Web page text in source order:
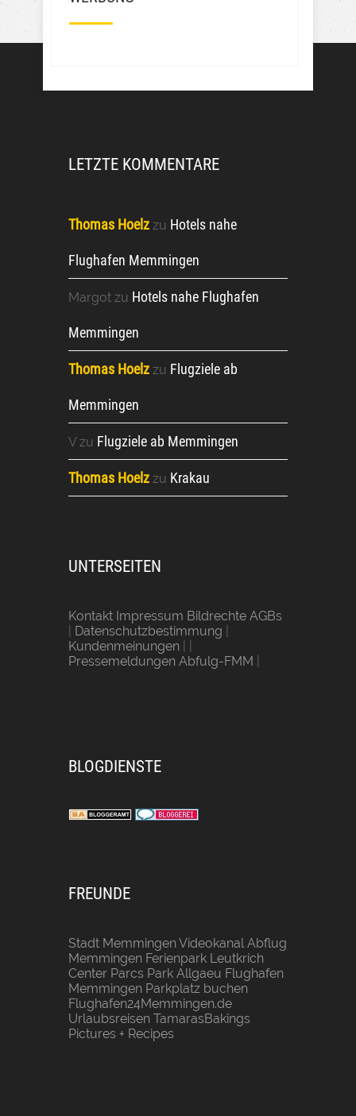
LETZTE KOMMENTARE
Thomas Hoelz zu Hotels nahe
Flughafen Memmingen
Margot zu Hotels nahe Flughafen
Memmingen
Thomas Hoelz zu Flugziele ab
Memmingen
Vzu Flugziele ab Memmingen
Thomas Hoelz zu Krakau
UNTERSEITEN
Kontakt Impressum Bildrechte AGBs
Datenschutzbestimmung
Kundenmeinungen
Pressemeldungen Abfulg-FMM
BLOGDIENSTE
FREUNDE
Stadt MemmingenVideokanal Abflug
Memmingen Ferienpark Leutkrich
Center Parcs Park Allgaeu Flughafen
Memmingen Parkplatz buchen
Flughafen24Memmingen.de
Urlaubsreisen TamarasBakings
Pictures + Recipes